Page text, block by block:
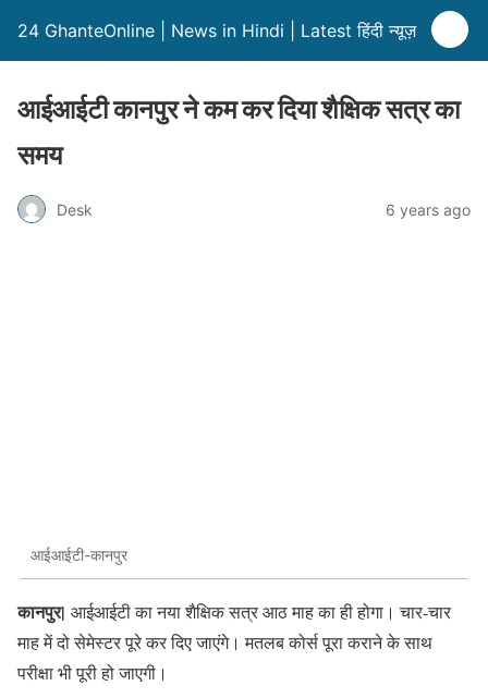
24 GhanteOnline | News in Hindi | Latest हिंदी न्यूज़
आईआईटी कानपुर ने कम कर दिया शैक्षिक सत्र का
समय
Desk 6 years ago
आईआईटी-कानपुर
कानपुर| आईआईटी का नया शैक्षिक सत्र आठ माह का ही होगा। चार-चार
माह में दो सेमेस्टर पूरे कर दिए जाएंगे। मतलब कोर्स पूरा कराने के साथ
परीक्षा भी पूरी हो जाएगी।